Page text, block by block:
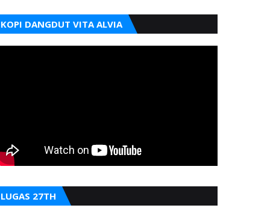
KOPI DANGDUT VITA ALVIA
LUGAS 27TH